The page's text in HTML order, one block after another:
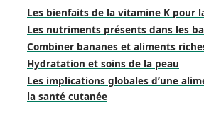
Les bienfaits de la vitamine K pour
Les nutriments présents dans les
Combiner bananes et aliments
Hydratation et soins de la peau
Les implications globales d’une
la santé cutanée